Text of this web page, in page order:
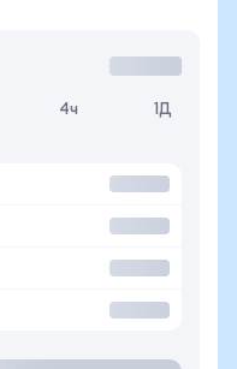
4ч 1Д